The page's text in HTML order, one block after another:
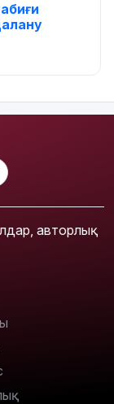
авторлық